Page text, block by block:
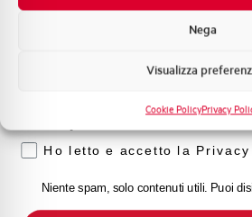
Nega
Visualizza
Cookie PolicyPrivacy
Marca
Formazione tecnica
Voglio ricevere
Ho letto e accetto la
Niente spam, solo contenuti utili. Puoi